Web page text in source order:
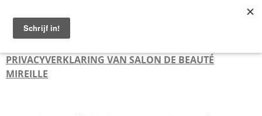
direct
naar
de
hoofdinhoud
PRIVACYVERKLARING VAN SALON DE BEAUTÉ
MIREILLE